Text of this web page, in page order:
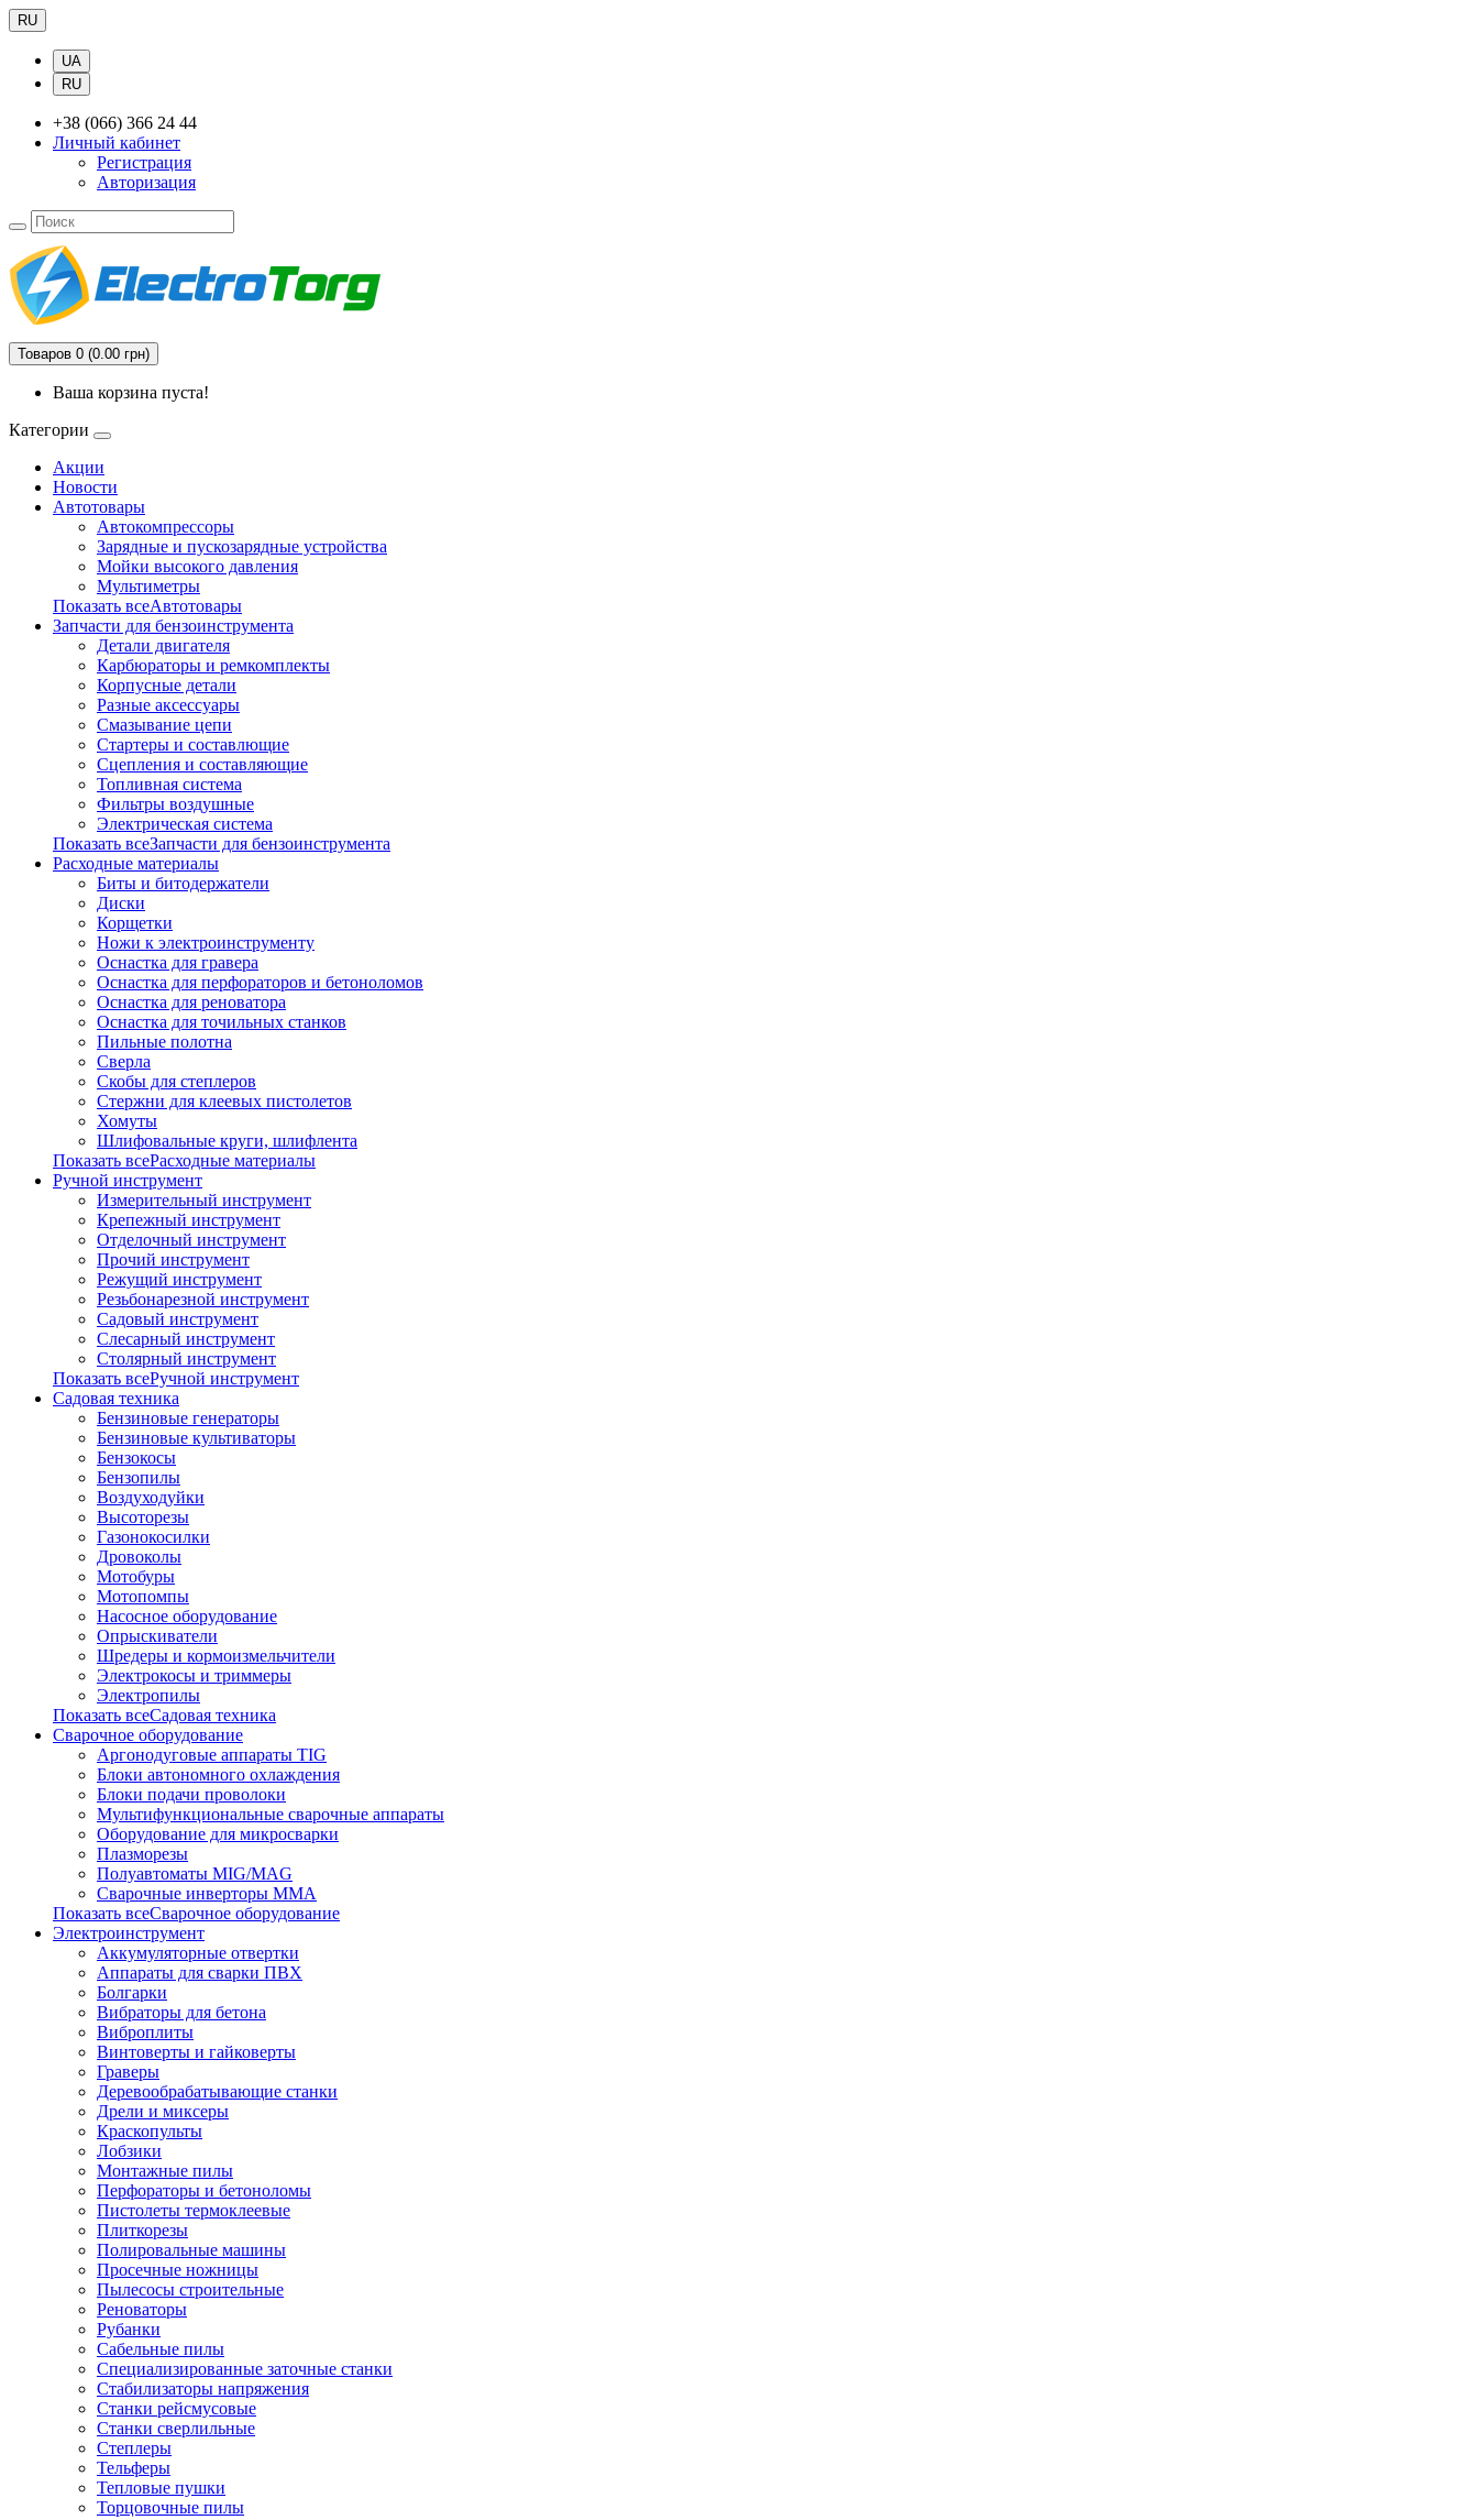
RU
UA
RU
+38 (066) 366 24 44
Личный кабинет
Регистрация
Авторизация
Товаров 0 (0.00 грн)
Ваша корзина пуста!
Категории
Акции
Новости
Автотовары
Автокомпрессоры
Зарядные и пускозарядные устройства
Мойки высокого давления
Мультиметры
Показать всеАвтотовары
Запчасти для бензоинструмента
Детали двигателя
Карбюраторы и ремкомплекты
Корпусные детали
Разные аксессуары
Смазывание цепи
Стартеры и составлющие
Сцепления и составляющие
Топливная система
Фильтры воздушные
Электрическая система
Показать всеЗапчасти для бензоинструмента
Расходные материалы
Биты и битодержатели
Диски
Корщетки
Ножи к электроинструменту
Оснастка для гравера
Оснастка для перфораторов и бетоноломов
Оснастка для реноватора
Оснастка для точильных станков
Пильные полотна
Сверла
Скобы для степлеров
Стержни для клеевых пистолетов
Хомуты
Шлифовальные круги, шлифлента
Показать всеРасходные материалы
Ручной инструмент
Измерительный инструмент
Крепежный инструмент
Отделочный инструмент
Прочий инструмент
Режущий инструмент
Резьбонарезной инструмент
Садовый инструмент
Слесарный инструмент
Столярный инструмент
Показать всеРучной инструмент
Садовая техника
Бензиновые генераторы
Бензиновые культиваторы
Бензокосы
Бензопилы
Воздуходуйки
Высоторезы
Газонокосилки
Дровоколы
Мотобуры
Мотопомпы
Насосное оборудование
Опрыскиватели
Шредеры и кормоизмельчители
Электрокосы и триммеры
Электропилы
Показать всеСадовая техника
Сварочное оборудование
Аргонодуговые аппараты TIG
Блоки автономного охлаждения
Блоки подачи проволоки
Мультифункциональные сварочные аппараты
Оборудование для микросварки
Плазморезы
Полуавтоматы MIG/MAG
Сварочные инверторы ММА
Показать всеСварочное оборудование
Электроинструмент
Аккумуляторные отвертки
Аппараты для сварки ПВХ
Болгарки
Вибраторы для бетона
Виброплиты
Винтоверты и гайковерты
Граверы
Деревообрабатывающие станки
Дрели и миксеры
Краскопульты
Лобзики
Монтажные пилы
Перфораторы и бетоноломы
Пистолеты термоклеевые
Плиткорезы
Полировальные машины
Просечные ножницы
Пылесосы строительные
Реноваторы
Рубанки
Сабельные пилы
Специализированные заточные станки
Стабилизаторы напряжения
Станки рейсмусовые
Станки сверлильные
Степлеры
Тельферы
Тепловые пушки
Торцовочные пилы